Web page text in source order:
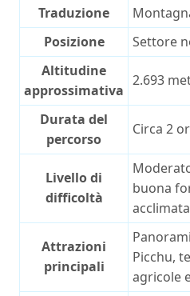
Traduzione
Posizione
Settore
Altitudine
approssimativa
2.693
Durata del
percorso
Circa 2
Livello di
difficoltà
buona
Attrazioni
principali
Picchu,
agricole